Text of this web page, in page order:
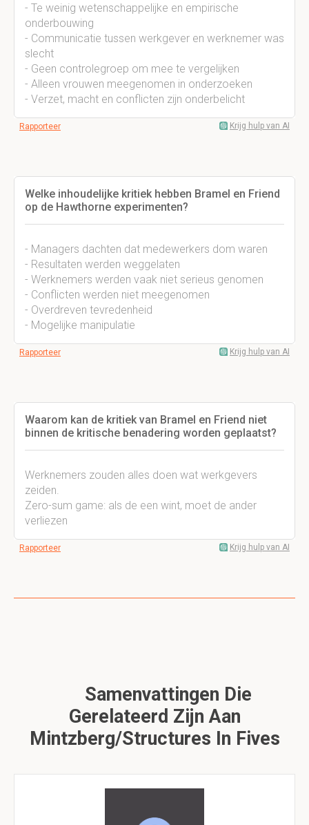
- Te weinig wetenschappelijke en empirische
onderbouwing
- Communicatie tussen werkgever en werknemer was
slecht
- Geen controlegroep om mee te vergelijken
- Alleen vrouwen meegenomen in onderzoeken
- Verzet, macht en conflicten zijn onderbelicht
Rapporteer Krijg hulp van AI
Welke inhoudelijke kritiek hebben Bramel en Friend
op de Hawthorne experimenten?
- Managers dachten dat medewerkers dom waren
- Resultaten werden weggelaten
- Werknemers werden vaak niet serieus genomen
- Conflicten werden niet meegenomen
- Overdreven tevredenheid
- Mogelijke manipulatie
Rapporteer Krijg hulp van AI
Waarom kan de kritiek van Bramel en Friend niet
binnen de kritische benadering worden geplaatst?
Werknemers zouden alles doen wat werkgevers
zeiden.
Zero-sum game: als de een wint, moet de ander
verliezen
Rapporteer Krijg hulp van AI
Samenvattingen Die
Gerelateerd Zijn Aan
Mintzberg/structures In Fives